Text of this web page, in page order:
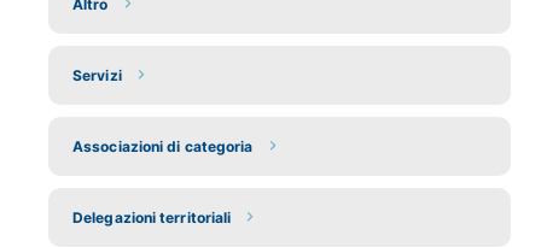
Altro
Servizi
Associazioni di categoria
Delegazioni territoriali